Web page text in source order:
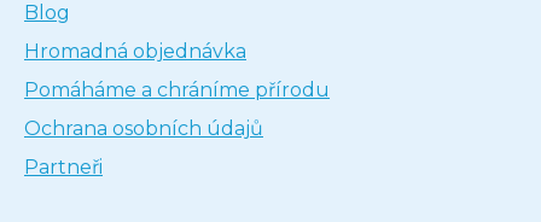
Blog
Hromadná objednávka
Pomáháme a chráníme přírodu
Ochrana osobních údajů
Partneři